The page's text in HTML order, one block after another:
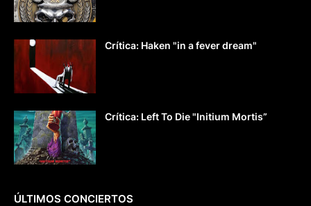
Crítica: Haken "in a fever dream"
Crítica: Left To Die "Initium Mortis”
ÚLTIMOS CONCIERTOS